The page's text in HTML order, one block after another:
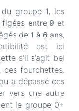
du groupe 1, les
figées entre 9 et
de 1 à 6 ans,
est ici
s’il s’agit bel
ces fourchettes.
a dépassé ces
vers une autre
le groupe 0+